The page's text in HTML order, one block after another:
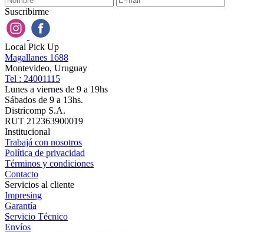
Suscribirme
Local Pick Up
Magallanes 1688
Montevideo, Uruguay
Tel : 24001115
Lunes a viernes de 9 a 19hs
Sábados de 9 a 13hs.
Districomp S.A.
RUT 212363900019
Institucional
Trabajá con nosotros
Política de privacidad
Términos y condiciones
Contacto
Servicios al cliente
Impresing
Garantía
Servicio Técnico
Envíos